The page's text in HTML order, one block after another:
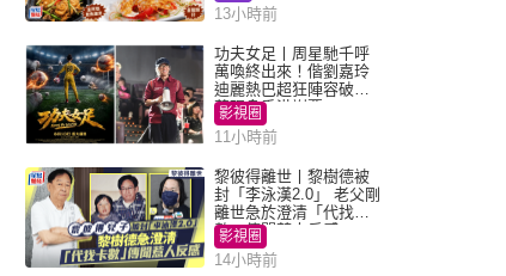
13小時前
功夫女足丨周星馳千呼
萬喚終出來！偕劉嘉玲
迪麗熱巴超狂陣容破天
荒現身香港謝票
影視圈
11小時前
黎彼得離世丨黎樹德被
封「李泳漢2.0」 老父剛
離世急於澄清「代找卡
數」傳聞惹人反感
影視圈
14小時前